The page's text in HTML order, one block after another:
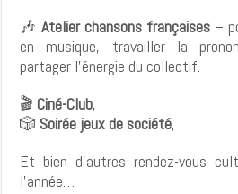
🎶 Atelier chansons françaises –
en musique, travailler la
partager l’énergie du collectif.
🎬 Ciné-Club,
🎲 Soirée jeux de société,
Et bien d’autres rendez-vous
l’année…